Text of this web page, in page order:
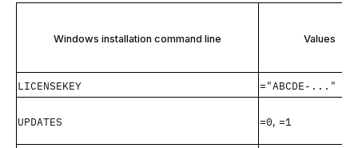
Windows installation command line Values
LICENSEKEY ="ABCDE-..."
UPDATES =0, =1